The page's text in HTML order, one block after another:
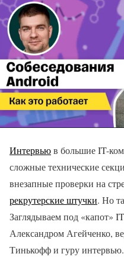
Интервьюв большие IT-
сложные технические
внезапные проверки на
рекрутерские штучки. Но
Заглядываем под «капот»
Александром Агейченко,
Тинькофф и гуру интервью.